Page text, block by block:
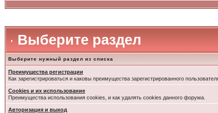
Выберите раздел
Выберите нужный раздел из списка
Преимущества регистрации
Как зарегистрироваться и каковы преимущества зарегистрированного
Cookies и их использование
Преимущества использования cookies, и как удалять cookies данного форума.
Авторизация и выход